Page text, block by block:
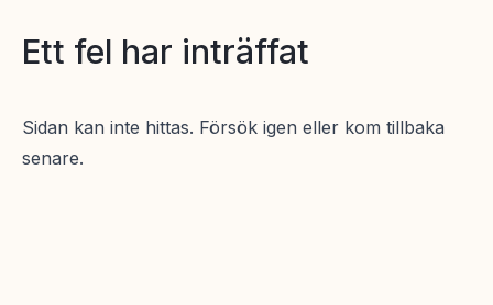
Ett fel har inträffat
Sidan kan inte hittas. Försök igen eller kom tillbaka
senare.